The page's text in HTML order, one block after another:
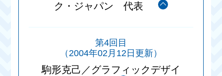
ク・ジャパン 代表
第4回目
（2004年02月12日更新）
駒形克己／グラフィックデザイ